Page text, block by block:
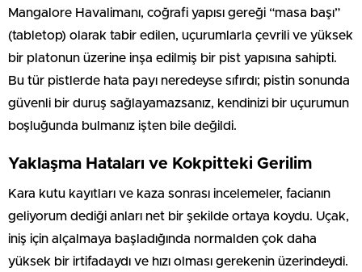
Mangalore Havalimanı, coğrafi yapısı gereği “masa başı”
(tabletop) olarak tabir edilen, uçurumlarla çevrili ve yüksek
bir platonun üzerine inşa edilmiş bir pist yapısına sahipti.
Bu tür pistlerde hata payı neredeyse sıfırdı; pistin sonunda
güvenli bir duruş sağlayamazsanız, kendinizi bir uçurumun
boşluğunda bulmanız işten bile değildi.
Yaklaşma Hataları ve Kokpitteki Gerilim
Kara kutu kayıtları ve kaza sonrası incelemeler, facianın
geliyorum dediği anları net bir şekilde ortaya koydu. Uçak,
iniş için alçalmaya başladığında normalden çok daha
yüksek bir irtifadaydı ve hızı olması gerekenin üzerindeydi.